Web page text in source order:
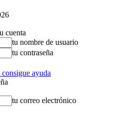
cuenta
tu nombre de usuario
tu contraseña
ayuda
tu correo electrónico